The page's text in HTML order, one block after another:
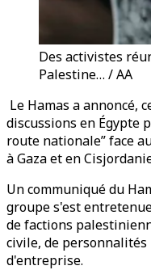
Des activistes
Palestine… / AA
Le Hamas a annoncé,
discussions en Égypte
route nationale” face
à Gaza et en
Un communiqué du
groupe s'est
de factions
civile, de
d'entreprise.